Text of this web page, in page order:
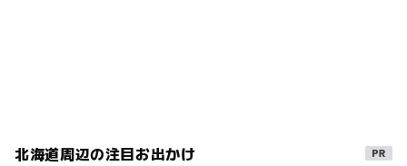
北海道周辺の注目お出かけ